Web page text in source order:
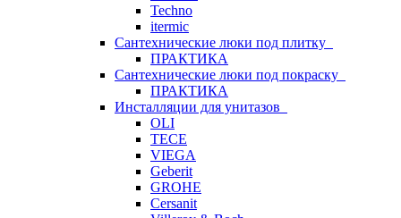
Techno
itermic
Сантехнические люки под плитку
ПРАКТИКА
Сантехнические люки под покраску
ПРАКТИКА
Инсталляции для унитазов
OLI
TECE
VIEGA
Geberit
GROHE
Cersanit